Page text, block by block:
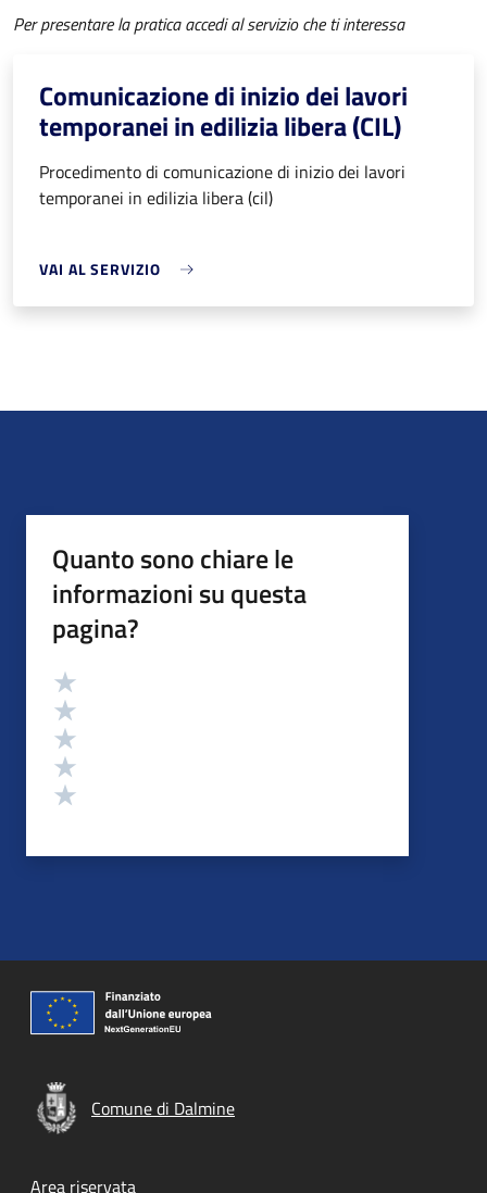
Per presentare la pratica accedi al servizio che ti interessa
Comunicazione di inizio dei lavori
temporanei in edilizia libera (CIL)
Procedimento di comunicazione di inizio dei lavori
temporanei in edilizia libera (cil)
VAI AL SERVIZIO
Quanto sono chiare le
informazioni su questa
pagina?
Valutazione
Comune di Dalmine
Area riservata